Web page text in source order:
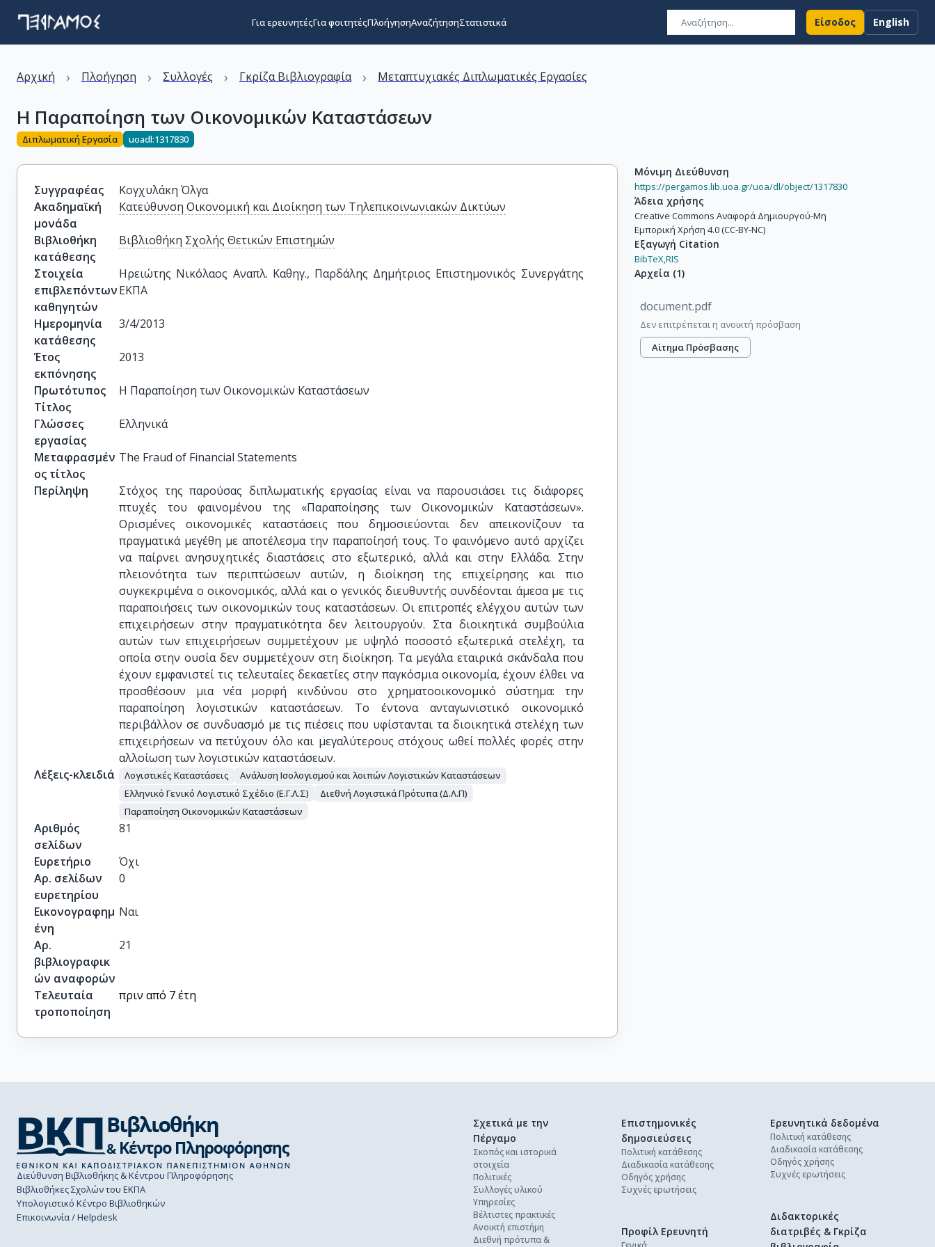
Για ερευνητέςΓια φοιτητέςΠλοήγησηΑναζήτησηΣτατιστικά Είσοδος English
Αρχική › Πλοήγηση › Συλλογές › Γκρίζα Βιβλιογραφία › Μεταπτυχιακές Διπλωματικές Εργασίες
Η Παραποίηση των Οικονομικών Καταστάσεων
Διπλωματική Εργασία uoadl:1317830
Συγγραφέας
Κογχυλάκη Όλγα
Ακαδημαϊκή
μονάδα
Κατεύθυνση Οικονομική και Διοίκηση των Τηλεπικοινωνιακών Δικτύων
Βιβλιοθήκη
κατάθεσης
Βιβλιοθήκη Σχολής Θετικών Επιστημών
Στοιχεία
επιβλεπόντων
καθηγητών
Ηρειώτης Νικόλαος Αναπλ. Καθηγ., Παρδάλης Δημήτριος Επιστημονικός Συνεργάτης
ΕΚΠΑ
Ημερομηνία
κατάθεσης
3/4/2013
Έτος
εκπόνησης
2013
Πρωτότυπος
Τίτλος
Η Παραποίηση των Οικονομικών Καταστάσεων
Γλώσσες
εργασίας
Ελληνικά
Μεταφρασμέν
ος τίτλος
The Fraud of Financial Statements
Περίληψη
Στόχος της παρούσας διπλωματικής εργασίας είναι να παρουσιάσει τις διάφορες
πτυχές του φαινομένου της «Παραποίησης των Οικονομικών Καταστάσεων».
Ορισμένες οικονομικές καταστάσεις που δημοσιεύονται δεν απεικονίζουν τα
πραγματικά μεγέθη με αποτέλεσμα την παραποίησή τους. Το φαινόμενο αυτό αρχίζει
να παίρνει ανησυχητικές διαστάσεις στο εξωτερικό, αλλά και στην Ελλάδα. Στην
πλειονότητα των περιπτώσεων αυτών, η διοίκηση της επιχείρησης και πιο
συγκεκριμένα ο οικονομικός, αλλά και ο γενικός διευθυντής συνδέονται άμεσα με τις
παραποιήσεις των οικονομικών τους καταστάσεων. Οι επιτροπές ελέγχου αυτών των
επιχειρήσεων στην πραγματικότητα δεν λειτουργούν. Στα διοικητικά συμβούλια
αυτών των επιχειρήσεων συμμετέχουν με υψηλό ποσοστό εξωτερικά στελέχη, τα
οποία στην ουσία δεν συμμετέχουν στη διοίκηση. Τα μεγάλα εταιρικά σκάνδαλα που
έχουν εμφανιστεί τις τελευταίες δεκαετίες στην παγκόσμια οικονομία, έχουν έλθει να
προσθέσουν μια νέα μορφή κινδύνου στο χρηματοοικονομικό σύστημα: την
παραποίηση λογιστικών καταστάσεων. Το έντονα ανταγωνιστικό οικονομικό
περιβάλλον σε συνδυασμό με τις πιέσεις που υφίστανται τα διοικητικά στελέχη των
επιχειρήσεων να πετύχουν όλο και μεγαλύτερους στόχους ωθεί πολλές φορές στην
αλλοίωση των λογιστικών καταστάσεων.
Λέξεις-κλειδιά
Λογιστικές Καταστάσεις
Ανάλυση Ισολογισμού και λοιπών Λογιστικών Καταστάσεων
Ελληνικό Γενικό Λογιστικό Σχέδιο (Ε.Γ.Λ.Σ)
Διεθνή Λογιστικά Πρότυπα (Δ.Λ.Π)
Παραποίηση Οικονομικών Καταστάσεων
Αριθμός
σελίδων
81
Ευρετήριο
Όχι
Αρ. σελίδων
ευρετηρίου
0
Εικονογραφημ
ένη
Ναι
Αρ.
βιβλιογραφικ
ών αναφορών
21
Τελευταία
τροποποίηση
πριν από 7 έτη
Μόνιμη Διεύθυνση
https://pergamos.lib.uoa.gr/uoa/dl/object/1317830
Άδεια χρήσης
Creative Commons Αναφορά Δημιουργού-Μη
Εμπορική Χρήση 4.0 (CC-BY-NC)
Εξαγωγή Citation
BibTeX,RIS
Αρχεία (1)
document.pdf
Δεν επιτρέπεται η ανοικτή πρόσβαση
Αίτημα Πρόσβασης
Διεύθυνση Βιβλιοθήκης & Κέντρου Πληροφόρησης
Βιβλιοθήκες Σχολών του ΕΚΠΑ
Υπολογιστικό Κέντρο Βιβλιοθηκών
Επικοινωνία / Helpdesk
Σχετικά με την
Πέργαμο
Σκοπός και ιστορικά
στοιχεία
Πολιτικές
Συλλογές υλικού
Υπηρεσίες
Βέλτιστες πρακτικές
Ανοικτή επιστήμη
Διεθνή πρότυπα &
Επιστημονικές
δημοσιεύσεις
Πολιτική κατάθεσης
Διαδικασία κατάθεσης
Οδηγός χρήσης
Συχνές ερωτήσεις
Ερευνητικά δεδομένα
Πολιτική κατάθεσης
Διαδικασία κατάθεσης
Οδηγός χρήσης
Συχνές ερωτήσεις
Διδακτορικές
διατριβές & Γκρίζα
Προφίλ Ερευνητή